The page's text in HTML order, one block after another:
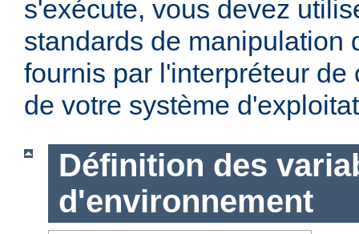
s'exécute, vous devez
standards de manipulation
fournis par l'interpréteur de
de votre système
Définition des
d'environnement